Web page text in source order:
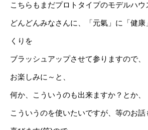
こちらもまだプロトタイプのモデルハウ
どんどんみなさんに、「元氣」に「健
くりを
ブラッシュアップさせて参りますので、
お楽しみに～と、
何か、こういうのも出来ますか？とか、
こういうのを使いたいですが、等のお話